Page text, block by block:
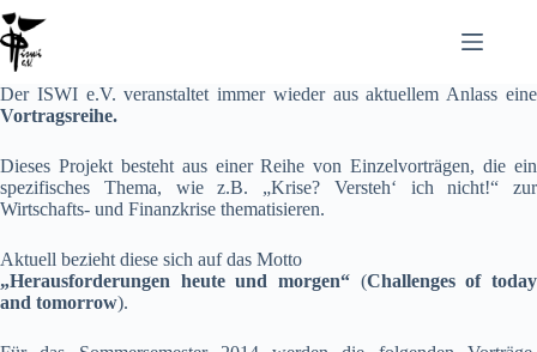
Zum
Inhalt
springen
Der ISWI e.V. veranstaltet immer wieder aus aktuellem Anlass eine
Vortragsreihe.
Dieses Projekt besteht aus einer Reihe von Einzelvorträgen, die ein
spezifisches Thema, wie z.B. „Krise? Versteh‘ ich nicht!“ zur
Wirtschafts- und Finanzkrise thematisieren.
Aktuell bezieht diese sich auf das Motto
„Herausforderungen heute und morgen“ (Challenges of today
and tomorrow).